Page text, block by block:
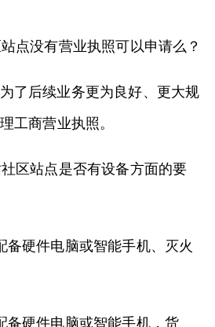
点没有营业执照可以申请么？
了后续业务更为良好、更大规
工商营业执照。
区站点是否有设备方面的要
备硬件电脑或智能手机、灭火
备硬件电脑或智能手机，货